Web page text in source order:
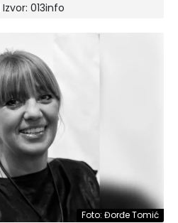
Izvor: 013info
Foto: Đorđe Tomić